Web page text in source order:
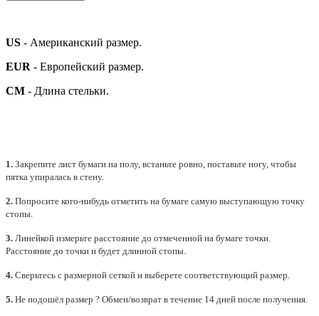
US - Американский размер.
EUR - Европейский размер.
СМ - Длина стельки.
1. Закрепите лист бумаги на полу, встаньте ровно, поставьте ногу, чтобы
пятка упиралась в стену.
2. Попросите кого-нибудь отметить на бумаге самую выступающую точку
стопы.
3. Линейкой измерьте расстояние до отмеченной на бумаге точки.
Расстояние до точки и будет длинной стопы.
4. Сверьтесь с размерной сеткой и выберете соответствующий размер.
5. Не подошёл размер ? Обмен/возврат в течение 14 дней после получения.